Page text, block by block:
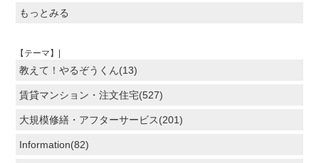
もっとみる
【テーマ】|
教えて！やるぞうくん(13)
賃貸マンション・注文住宅(527)
大規模修繕・アフターサービス(201)
Information(82)